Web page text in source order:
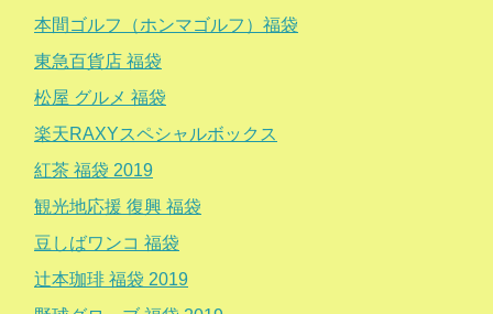
本間ゴルフ（ホンマゴルフ）福袋
東急百貨店 福袋
松屋 グルメ 福袋
楽天RAXYスペシャルボックス
紅茶 福袋 2019
観光地応援 復興 福袋
豆しばワンコ 福袋
辻本珈琲 福袋 2019